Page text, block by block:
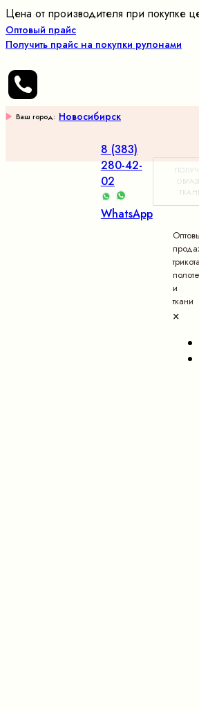
Цена от производителя при покупке
Оптовый прайс
Получить прайс на покупки рулонами
Ваш город: Новосибирск
8 (383)
280-42-
02
WhatsApp
и
ткани
×